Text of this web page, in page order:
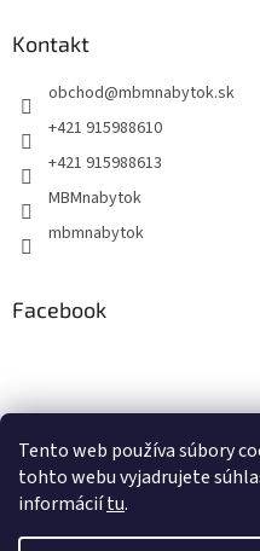
Tento web používa súbory
tohto webu vyjadrujete
informáciítu.
Kontakt
obchod@mbmnabytok.sk
+421 915988610
+421 915988613
MBMnabytok
mbmnabytok
Facebook
0